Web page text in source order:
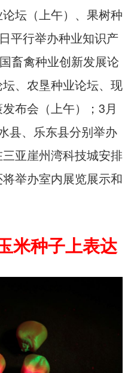
坛（上午）、果树种
平行举办种业知识产
畜禽种业创新发展论
、农垦种业论坛、现
布会（上午）；3月
县、乐东县分别举办
亚崖州湾科技城安排
举办室内展览展示和
米种子上表达